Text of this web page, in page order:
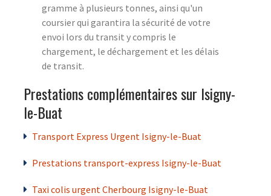
gramme à plusieurs tonnes, ainsi qu'un
coursier qui garantira la sécurité de votre
envoi lors du transit y compris le
chargement, le déchargement et les délais
de transit.
Prestations complémentaires sur Isigny-
le-Buat
Transport Express Urgent Isigny-le-Buat
Prestations transport-express Isigny-le-Buat
Taxi colis urgent Cherbourg Isigny-le-Buat